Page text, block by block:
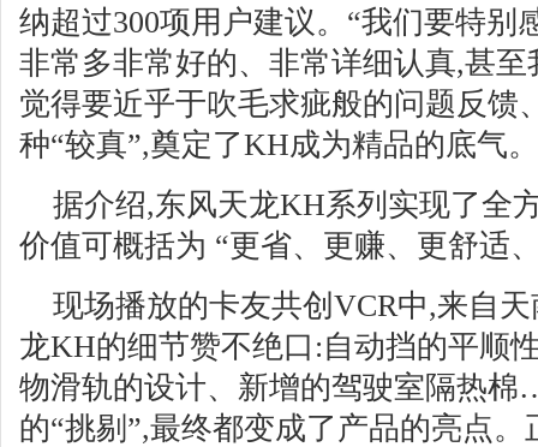
纳超过300项用户建议。“我们要特别
非常多非常好的、非常详细认真,甚
觉得要近乎于吹毛求疵般的问题反馈
种“较真”,奠定了KH成为精品的底气。
据介绍,东风天龙KH系列实现了全
价值可概括为 “更省、更赚、更舒适
现场播放的卡友共创VCR中,来自
龙KH的细节赞不绝口:自动挡的平顺
物滑轨的设计、新增的驾驶室隔热
的“挑剔”,最终都变成了产品的亮点